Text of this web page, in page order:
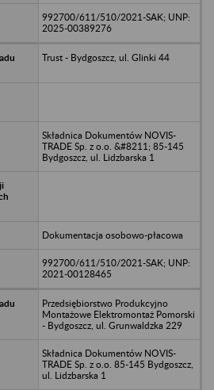
992700/611/510/2021-SAK; UNP:
2025-00389276
Trust - Bydgoszcz, ul. Glinki 44
Składnica Dokumentów NOVIS-
TRADE Sp. z o.o. &#8211; 85-145
Bydgoszcz, ul. Lidzbarska 1
Dokumentacja osobowo-płacowa
992700/611/510/2021-SAK; UNP:
2021-00128465
Przedsiębiorstwo Produkcyjno
Montażowe Elektromontaż Pomorski
- Bydgoszcz, ul. Grunwaldzka 229
Składnica Dokumentów NOVIS-
TRADE Sp. z o.o. 85-145 Bydgoszcz,
ul. Lidzbarska 1